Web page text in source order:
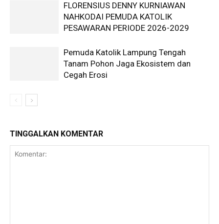
FLORENSIUS DENNY KURNIAWAN
NAHKODAI PEMUDA KATOLIK
PESAWARAN PERIODE 2026-2029
Pemuda Katolik Lampung Tengah
Tanam Pohon Jaga Ekosistem dan
Cegah Erosi
TINGGALKAN KOMENTAR